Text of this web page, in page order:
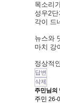
목소리
성우2
각이 드
뉴스와
마치 강
정상적
답변
삭제
주민님의
주민 26-